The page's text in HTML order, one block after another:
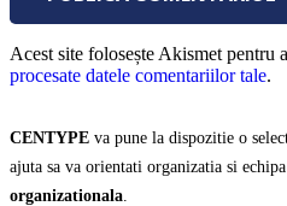
Acest site folosește Akismet pentru
procesate datele comentariilor tale.
CENTYPE va pune la dispozitie o
ajuta sa va orientati organizatia si
organizationala